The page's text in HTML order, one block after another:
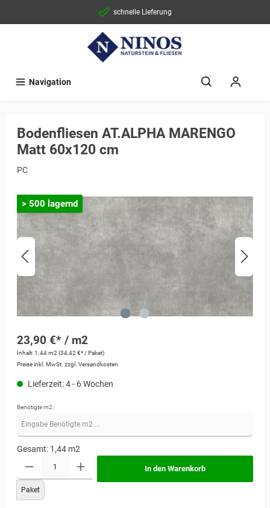
schnelle Lieferung
Navigation
Bodenfliesen AT.ALPHA MARENGO
Matt 60x120 cm
PC
> 500 lagernd
23,90 €* / m2
Inhalt:1.44 m2 (34,42 €* / Paket)
Preise inkl. MwSt. zzgl. Versandkosten
Lieferzeit: 4 - 6 Wochen
Benötigte m2:
Gesamt: 1,44 m2
Paket
In den Warenkorb